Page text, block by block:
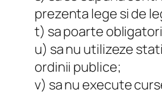
prezenta lege si de
t) sa poarte
u) sa nu utilizeze
ordinii publice;
v) sa nu execute